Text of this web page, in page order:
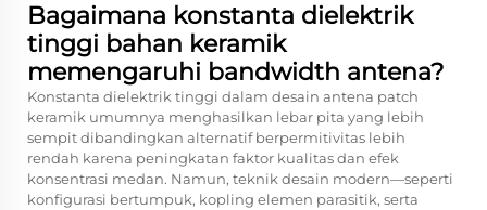
Bagaimana konstanta dielektrik
tinggi bahan keramik
memengaruhi bandwidth antena?
Konstanta dielektrik tinggi dalam desain antena patch
keramik umumnya menghasilkan lebar pita yang lebih
sempit dibandingkan alternatif berpermitivitas lebih
rendah karena peningkatan faktor kualitas dan efek
konsentrasi medan. Namun, teknik desain modern—seperti
konfigurasi bertumpuk, kopling elemen parasitik, serta